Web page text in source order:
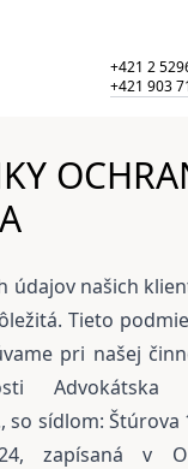
+421 2
+421 903
údajov našich
Tieto
pri našej
Advokátska
so sídlom:
zapísaná v